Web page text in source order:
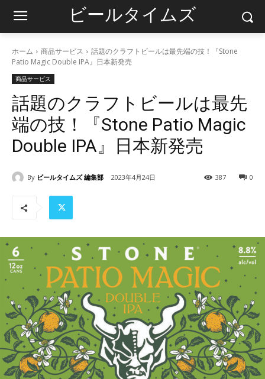
ビールタイムズ
ホーム 商品サービス
話題のクラフトビールは最先端の技！『Stone
Patio Magic Double IPA』日本新発売
商品サービス
話題のクラフトビールは最先
端の技！『Stone Patio Magic
Double IPA』日本新発売
By ビールタイムズ 編集部 2023年4月24日 0
387